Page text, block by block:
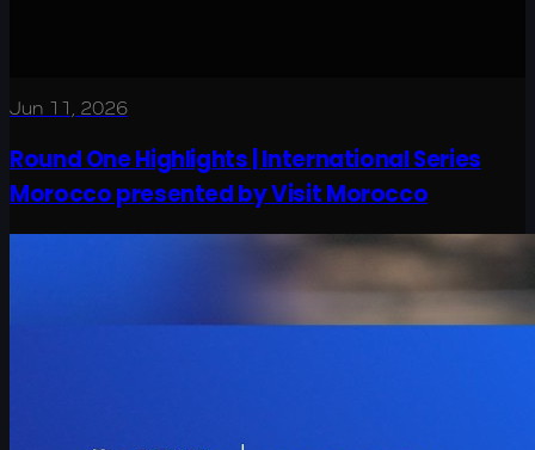
Jun 11, 2026
Round One Highlights | International Series
Morocco presented by Visit Morocco